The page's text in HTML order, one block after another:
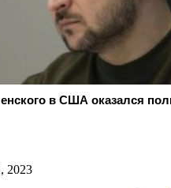
в США оказался
2023